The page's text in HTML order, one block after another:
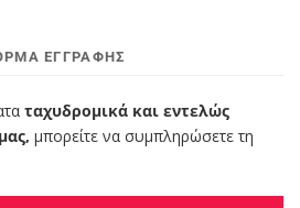
ΕΓΓΡΑΦΉΣ
ταχυδρομικά και εντελώς
μπορείτε να συμπληρώσετε τη